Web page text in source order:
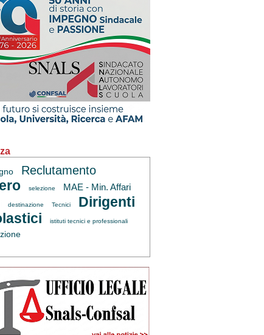
Reclutamento
selezione
MAE - Min. Affari
destinazione Tecnici
Dirigenti
istituti tecnici e professionali